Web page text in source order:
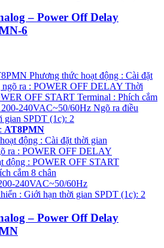
– Power Off Delay
6
AT8PMN
động : Cài đặt thời gian
ra : POWER OFF DELAY
động : POWER OFF START
cắm 8 chân
240VAC~50/60Hz
: Giới hạn thời gian SPDT (1c): 2
– Power Off Delay